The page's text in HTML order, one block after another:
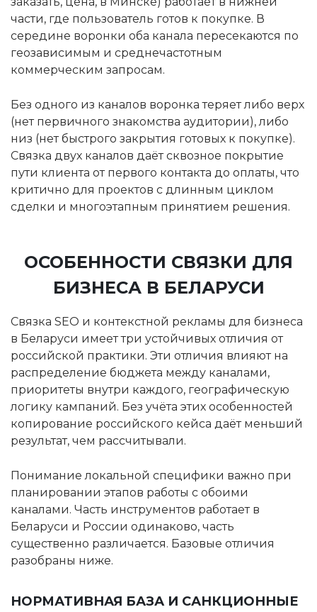
части, где пользователь готов к покупке. В
середине воронки оба канала пересекаются по
геозависимым и среднечастотным
коммерческим запросам.
Без одного из каналов воронка теряет либо верх
(нет первичного знакомства аудитории), либо
низ (нет быстрого закрытия готовых к покупке).
Связка двух каналов даёт сквозное покрытие
пути клиента от первого контакта до оплаты, что
критично для проектов с длинным циклом
сделки и многоэтапным принятием решения.
ОСОБЕННОСТИ СВЯЗКИ ДЛЯ
БИЗНЕСА В БЕЛАРУСИ
Связка SEO и контекстной рекламы для бизнеса
в Беларуси имеет три устойчивых отличия от
российской практики. Эти отличия влияют на
распределение бюджета между каналами,
приоритеты внутри каждого, географическую
логику кампаний. Без учёта этих особенностей
копирование российского кейса даёт меньший
результат, чем рассчитывали.
Понимание локальной специфики важно при
планировании этапов работы с обоими
каналами. Часть инструментов работает в
Беларуси и России одинаково, часть
существенно различается. Базовые отличия
разобраны ниже.
НОРМАТИВНАЯ БАЗА И САНКЦИОННЫЕ